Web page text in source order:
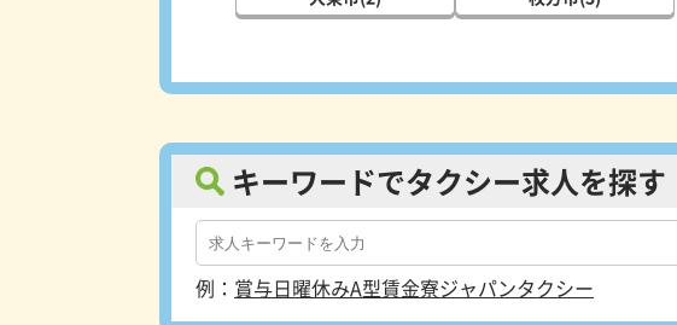
キーワードでタクシー求人を探す
例： 賞与日曜休みA型賃金寮ジャパンタクシー